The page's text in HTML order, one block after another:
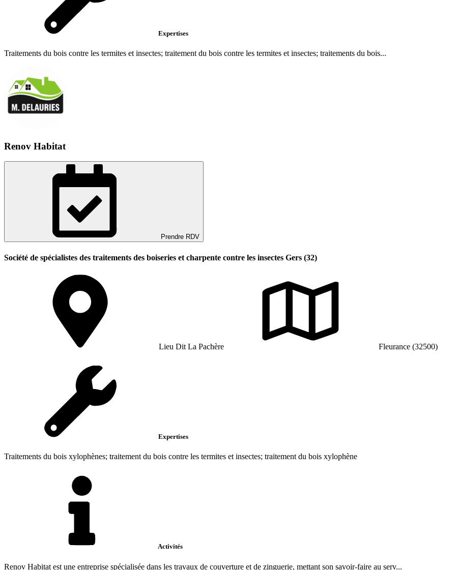
Expertises
Traitements du bois contre les termites et insectes; traitement du bois contre les termites et insectes; traitements du bois...
Renov Habitat
Prendre RDV
Société de spécialistes des traitements des boiseries et charpente contre les insectes Gers (32)
Lieu Dit La Pachère Fleurance (32500)
Expertises
Traitements du bois xylophènes; traitement du bois contre les termites et insectes; traitement du bois xylophène
Activités
Renov Habitat est une entreprise spécialisée dans les travaux de couverture et de zinguerie, mettant son savoir-faire au serv...